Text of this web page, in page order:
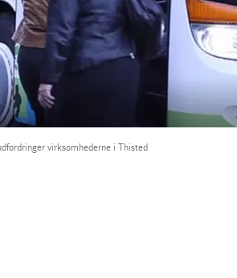
virksomhederne i Thisted